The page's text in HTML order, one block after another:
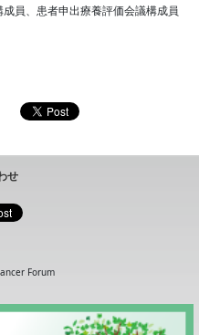
員、患者申出療養評価会議構成員
せ
Forum